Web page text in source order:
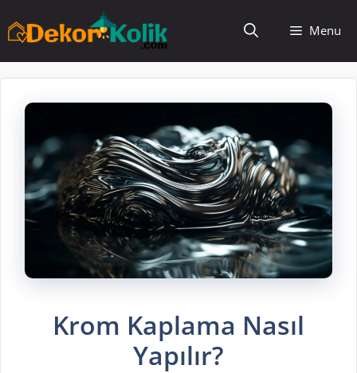
atla
Menu
Krom Kaplama Nasıl
Yapılır?